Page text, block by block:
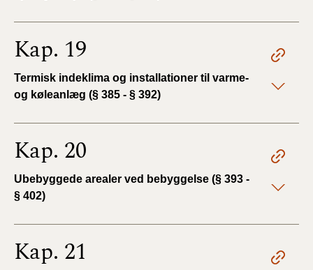
Kap. 19
Termisk indeklima og installationer til varme-
og køleanlæg (§ 385 - § 392)
Kap. 20
Ubebyggede arealer ved bebyggelse (§ 393 -
§ 402)
Kap. 21